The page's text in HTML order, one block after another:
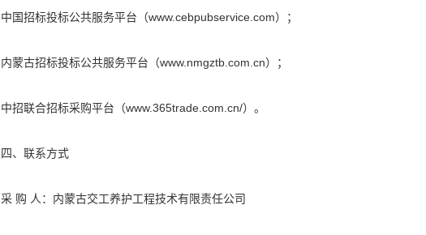
中国招标投标公共服务平台（www.cebpubservice.com）；
内蒙古招标投标公共服务平台（www.nmgztb.com.cn）；
中招联合招标采购平台（www.365trade.com.cn/）。
四、联系方式
采 购 人：内蒙古交工养护工程技术有限责任公司